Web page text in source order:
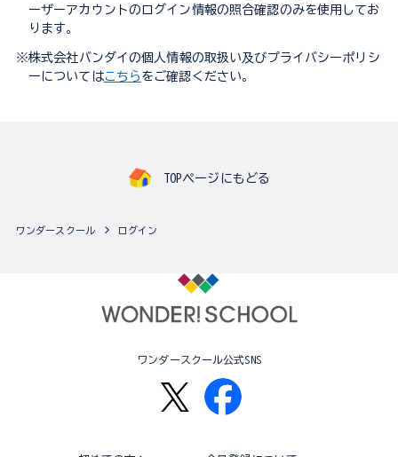
ーザーアカウントのログイン情報の照合確認のみを使用してお
ります。
※株式会社バンダイの個人情報の取扱い及びプライバシーポリシ
ーについてはこちら をご確認ください。
TOPページにもどる
ワンダースクール ログイン
ワンダースクール公式SNS